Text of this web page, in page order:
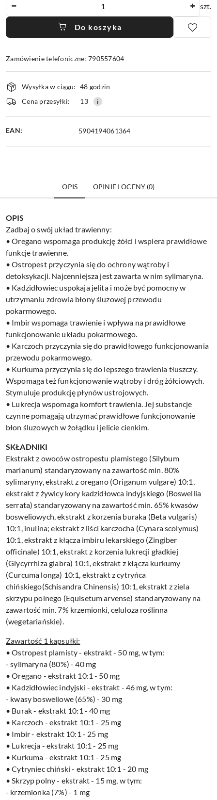
szt.
Do koszyka
Zamówienie telefoniczne: 790557604
Dostępność
i
dostawa
Wysyłka w ciągu: 48 godzin
Cena przesyłki:
13
EAN: 5904194061364
OPIS OPINIE I OCENY (0)
OPIS
Zadbaj o swój układ trawienny:
• Oregano wspomaga produkcję żółci i wspiera prawidłowe
funkcje trawienne.
• Ostropest przyczynia się do ochrony wątroby i
detoksykacji. Najcenniejsza jest zawarta w nim sylimaryna.
• Kadzidłowiec uspokaja jelita i może być pomocny w
utrzymaniu zdrowia błony śluzowej przewodu
pokarmowego.
• Imbir wspomaga trawienie i wpływa na prawidłowe
funkcjonowanie układu pokarmowego.
• Karczoch przyczynia się do prawidłowego funkcjonowania
przewodu pokarmowego.
• Kurkuma przyczynia się do lepszego trawienia tłuszczy.
Wspomaga też funkcjonowanie wątroby i dróg żółciowych.
Stymuluje produkcję płynów ustrojowych.
• Lukrecja wspomaga komfort trawienia. Jej substancje
czynne pomagają utrzymać prawidłowe funkcjonowanie
błon śluzowych w żołądku i jelicie cienkim.
SKŁADNIKI
Ekstrakt z owoców ostropestu plamistego (Silybum
marianum) standaryzowany na zawartość min. 80%
sylimaryny, ekstrakt z oregano (Origanum vulgare) 10:1,
ekstrakt z żywicy kory kadzidłowca indyjskiego (Boswellia
serrata) standaryzowany na zawartość min. 65% kwasów
bosweliowych, ekstrakt z korzenia buraka (Beta vulgaris)
10:1, inulina; ekstrakt z liści karczocha (Cynara scolymus)
10:1, ekstrakt z kłącza imbiru lekarskiego (Zingiber
officinale) 10:1, ekstrakt z korzenia lukrecji gładkiej
(Glycyrrhiza glabra) 10:1, ekstrakt z kłącza kurkumy
(Curcuma longa) 10:1, ekstrakt z cytryńca
chińskiego(Schisandra Chinensis) 10:1, ekstrakt z ziela
skrzypu polnego (Equisetum arvense) standaryzowany na
zawartość min. 7% krzemionki, celuloza roślinna
(wegetariańskie).
Zawartość 1 kapsułki:
• Ostropest plamisty - ekstrakt - 50 mg, w tym:
- sylimaryna (80%) - 40 mg
• Oregano - ekstrakt 10:1 - 50 mg
• Kadzidłowiec indyjski - ekstrakt - 46 mg, w tym:
- kwasy bosweliowe (65%) - 30 mg
• Burak - ekstrakt 10:1 - 40 mg
• Karczoch - ekstrakt 10:1 - 25 mg
• Imbir - ekstrakt 10:1 - 25 mg
• Lukrecja - ekstrakt 10:1 - 25 mg
• Kurkuma - ekstrakt 10:1 - 25 mg
• Cytryniec chiński - ekstrakt 10:1 - 20 mg
• Skrzyp polny - ekstrakt - 15 mg, w tym:
- krzemionka (7%) - 1 mg